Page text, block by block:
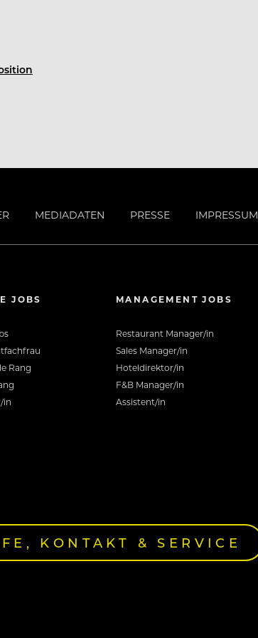
MEDIADATEN PRESSE IMPRESSUM
JOBS
Rang
in
MANAGEMENT JOBS
Restaurant Manager/in
Sales Manager/in
Hoteldirektor/in
F&B Manager/in
Assistent/in
KONTAKT & SERVICE